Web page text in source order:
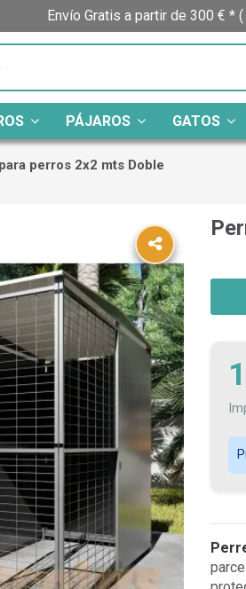
Envío Gratis a partir de 300 € *
PÁJAROS GATOS
perros 2x2 mts Doble